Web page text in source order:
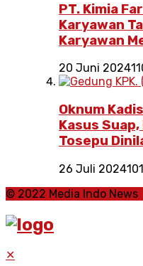
PT. Kimia
Karyawan
Karyawan
20 Juni 2024
Oknum
Kasus
Tosepu
26 Juli 2024
© 2022 Media Indo News
✕